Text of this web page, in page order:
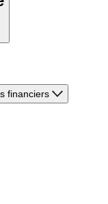
financiers